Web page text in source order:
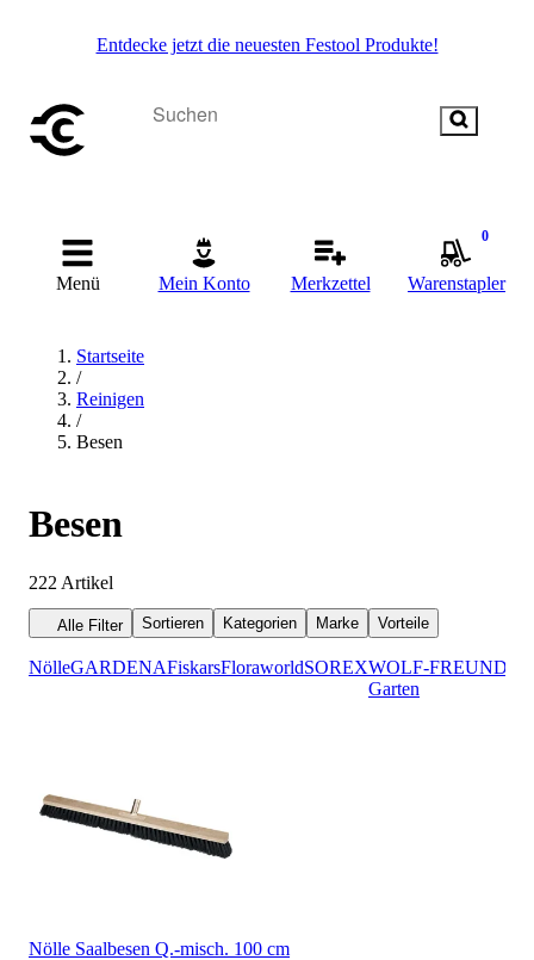
Entdecke jetzt die neuesten Festool Produkte!
Menü Mein Konto Merkzettel
0
Warenstapler
Startseite
/
Reinigen
/
Besen
Besen
222 Artikel
Alle Filter Sortieren Kategorien Marke Vorteile
NölleGARDENAFiskarsFloraworldSOREXWOLF-
Garten
FREUND
Nölle Saalbesen Q.-misch. 100 cm